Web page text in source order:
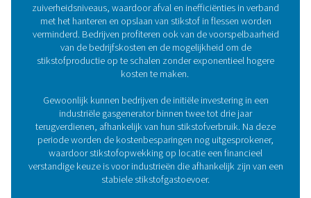
Eenvoudige controle van
stikstofzuiverheid
De zuiverheid van stikstof is een cruciale factor bij het
van de geschiktheid van stikstofgas voor diverse
commerciële toepassingen, variërend van
chemische verwerking.